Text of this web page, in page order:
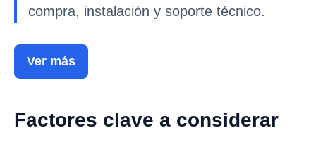
compra, instalación y soporte técnico.
Ver más
Factores clave a considerar